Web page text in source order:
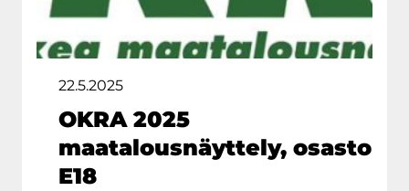
22.5.2025
OKRA 2025
maatalousnäyttely, osasto
E18